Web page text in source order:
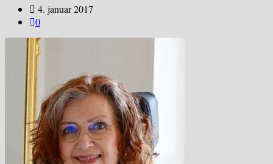
4. januar 2017
0